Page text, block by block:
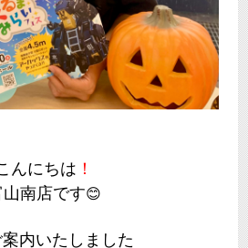
んにちは ！
山南店です😊
内いたしました